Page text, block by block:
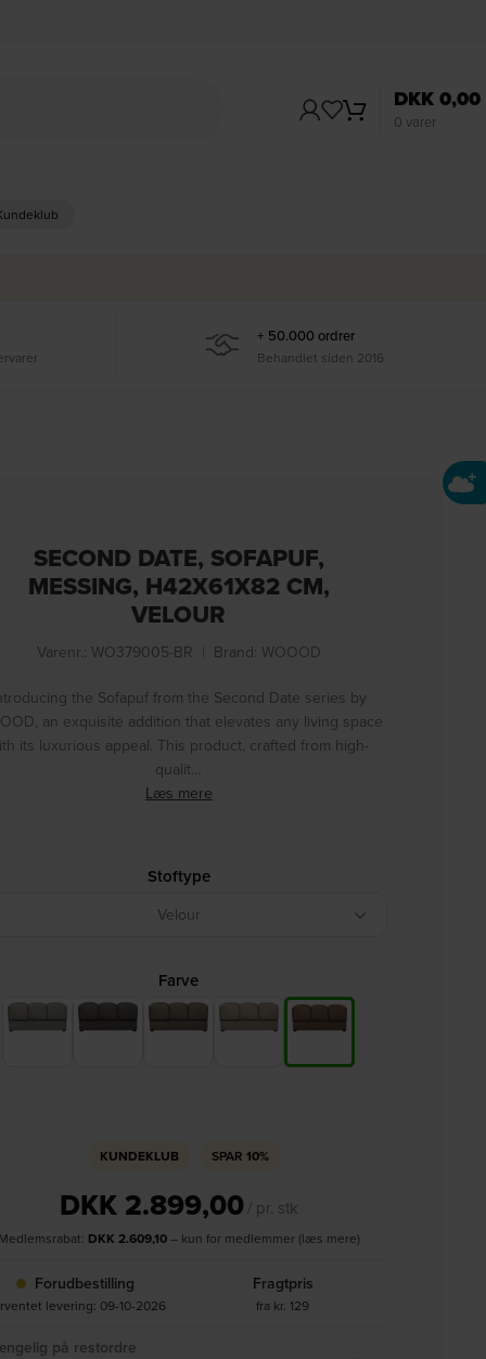
0 varer
DKK0,00
+ 50.000 ordrer
Behandlet siden 2016
SECOND DATE, SOFAPUF,
MESSING, H42X61X82 CM,
VELOUR
Varenr.: WO379005-BR Brand: WOOOD
the Sofapuf from the Second Date series by
an exquisite addition that elevates any living space
its luxurious appeal. This product, crafted from high-
qualit…
Læs mere
Stoftype
Velour
Farve
KUNDEKLUB SPAR 10%
DKK2.899,00/ pr. stk
Medlemsrabat: DKK 2.609,10– kun for medlemmer (læs mere)
Forudbestilling
levering: 09-10-2026
Fragtpris
fra kr. 129
på restordre